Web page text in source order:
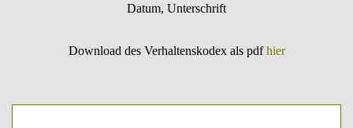
Datum, Unterschrift
Download des Verhaltenskodex als pdfhier